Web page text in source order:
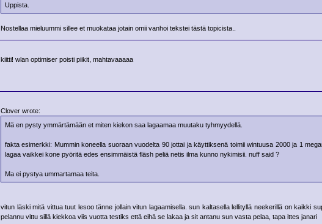
Uppista.
Nostellaa mieluummi sillee et muokataa jotain omii vanhoi tekstei tästä topicista..
kiitti! wlan optimiser poisti piikit, mahtavaaaaa
Clover wrote:
Mä en pysty ymmärtämään et miten kiekon saa lagaamaa muutaku tyhmyydellä.
fakta esimerkki: Mummin koneella suoraan vuodelta 90 jottai ja käyttiksenä toimii wintuusa 2000 ja 1
lagaa vaikkei kone pyöritä edes ensimmäistä fläsh peliä netis ilma kunno nykimisii. nuff said ?
Ma ei pystya ummartamaa teita.
vitun läski mitä vittua tuut lesoo tänne jollain vitun lagaamisella. sun kaltasella lellityllä neekerillä on kaikki
pelannu vittu sillä kiekkoa viis vuotta testiks että eihä se lakaa ja sit antanu sun vasta pelaa, tapa ittes janari